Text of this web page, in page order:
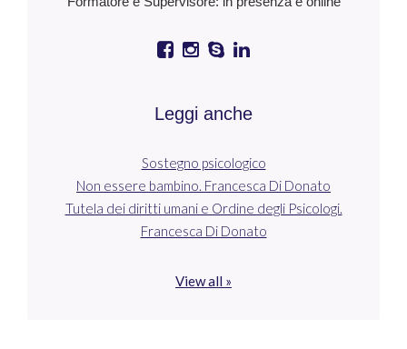
Leggi anche
Sostegno psicologico
Non essere bambino. Francesca Di Donato
Tutela dei diritti umani e Ordine degli Psicologi.
Francesca Di Donato
View all »